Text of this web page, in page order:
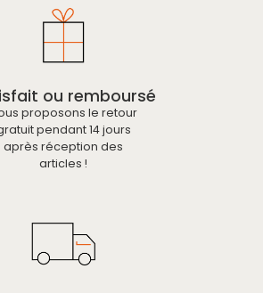
ou remboursé
proposons le retour
pendant 14 jours
après réception des
articles !